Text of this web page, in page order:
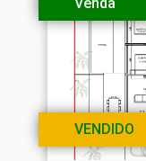
VENDIDO